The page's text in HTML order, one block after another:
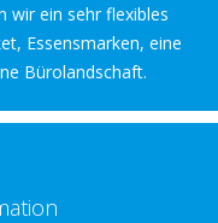
wir ein sehr flexibles
Essensmarken, eine
Bürolandschaft.